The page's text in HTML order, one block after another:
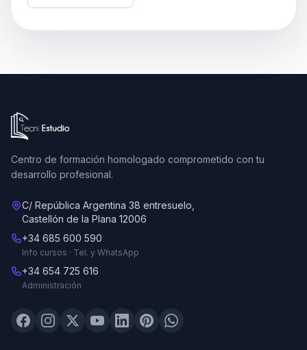
Ir a la página de inicio de Tecni Estudio
Centro de formación homologado comprometido con tu
desarrollo profesional.
C/ República Argentina 38 entresuelo,
Castellón de la Plana 12006
+34 685 600 590
Info cursos · Tel. y WhatsApp
+34 654 725 616
Administración